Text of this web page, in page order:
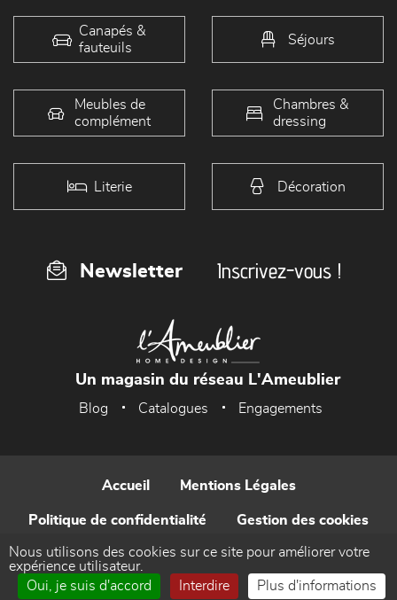
Canapés &
fauteuils
Séjours
Meubles de
complément
Chambres &
dressing
Literie Décoration
Newsletter Inscrivez-vous !
Un magasin du réseau L'Ameublier
Blog Catalogues Engagements
Accueil Mentions Légales
Politique de confidentialité Gestion des cookies
Contact
Nous utilisons des cookies sur ce site pour améliorer votre
expérience utilisateur.
Oui, je suis d'accord
Interdire Plus d'informations